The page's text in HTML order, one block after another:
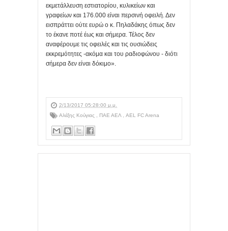
εκμετάλλευση εστιατορίου, κυλικείων και
γραφείων και 176.000 είναι περσινή οφειλή. Δεν
εισπράττει ούτε ευρώ ο κ. Πηλαδάκης όπως δεν
το έκανε ποτέ έως και σήμερα. Τέλος δεν
αναφέρουμε τις οφειλές και τις ουσιώδεις
εκκρεμότητες -ακόμα και του ραδιοφώνου - διότι
σήμερα δεν είναι δόκιμο».
2/13/2017 05:28:00 μ.μ.
Αλέξης Κούγιας
ΠΑΕ ΑΕΛ AEL FC Arena